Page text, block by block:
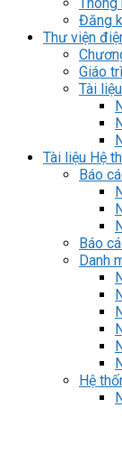
Đăng
Thư viện
Giáo
Tài
Tài liệu Hệ
Báo
Báo
Danh
Hệ